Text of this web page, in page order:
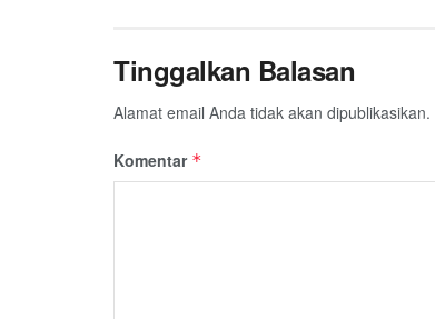
Tinggalkan Balasan
Alamat email Anda tidak akan dipublikasikan.
Komentar *